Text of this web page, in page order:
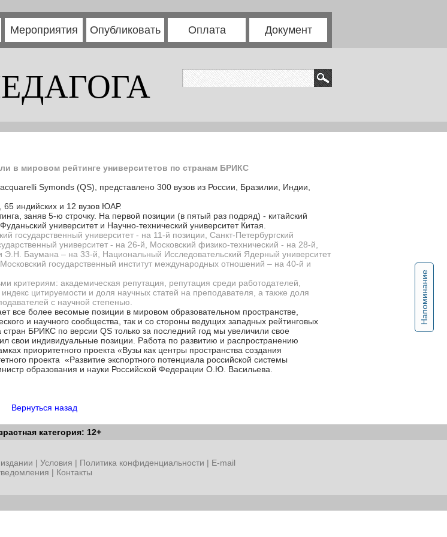
Мероприятия Опубликовать Оплата Документ
Напоминание
в мировом рейтинге университетов по странам БРИКС
Symonds (QS), представлено 300 вузов из России, Бразилии, Индии,
65 индийских и 12 вузов ЮАР.
заняв 5-ю строчку. На первой позиции (в пятый раз подряд) - китайский
университет и Научно-технический университет Китая.
государственный университет - на 11-й позиции, Санкт-Петербургский
университет - на 26-й, Московский физико-технический - на 28-й,
Э.Н. Баумана – на 33-й, Национальный Исследовательский Ядерный университет
государственный институт международных отношений – на 40-й и
критериям: академическая репутация, репутация среди работодателей,
цитируемости и доля научных статей на преподавателя, а также доля
с научной степенью.
все более весомые позиции в мировом образовательном пространстве,
и научного сообщества, так и со стороны ведущих западных рейтинговых
стран БРИКС по версии QS только за последний год мы увеличили свое
свои индивидуальные позиции. Работа по развитию и распространению
приоритетного проекта «Вузы как центры пространства создания
проекта «Развитие экспортного потенциала российской системы
образования и науки Российской Федерации О.Ю. Васильева.
Вернуться назад
категория: 12+
| Условия | Политика конфиденциальности | E-mail
| Контакты